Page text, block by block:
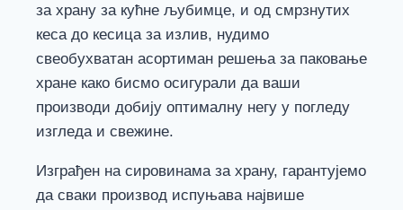
за храну за кућне љубимце, и од смрзнутих
кеса до кесица за излив, нудимо
свеобухватан асортиман решења за паковање
хране како бисмо осигурали да ваши
производи добију оптималну негу у погледу
изгледа и свежине.
Изграђен на сировинама за храну, гарантујемо
да сваки производ испуњава највише